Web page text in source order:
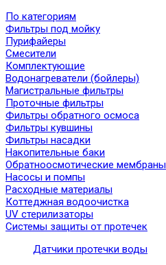
По категориям
Фильтры под мойку
Пурифайеры
Смесители
Комплектующие
Водонагреватели (бойлеры)
Магистральные фильтры
Проточные фильтры
Фильтры обратного осмоса
Фильтры кувшины
Фильтры насадки
Накопительные баки
Обратноосмотические мембраны
Насосы и помпы
Расходные материалы
Коттеджная водоочистка
UV стерилизаторы
Системы защиты от протечек
Датчики протечки воды